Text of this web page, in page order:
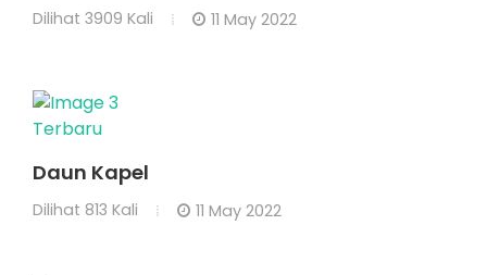
Dilihat 3909 Kali 11 May 2022
Terbaru
Daun Kapel
Dilihat 813 Kali 11 May 2022